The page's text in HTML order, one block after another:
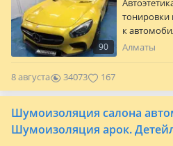
90
тонировки
к
для
Алматы
8 августа 34073 167
Шумоизоляция салона
Шумоизоляция арок.